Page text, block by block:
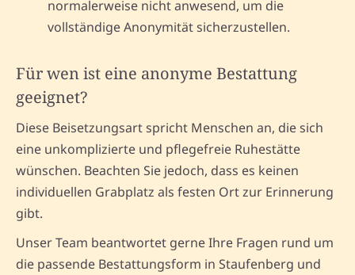
normalerweise nicht anwesend, um die
vollständige Anonymität sicherzustellen.
Für wen ist eine anonyme Bestattung
geeignet?
Diese Beisetzungsart spricht Menschen an, die sich
eine unkomplizierte und pflegefreie Ruhestätte
wünschen. Beachten Sie jedoch, dass es keinen
individuellen Grabplatz als festen Ort zur Erinnerung
gibt.
Unser Team beantwortet gerne Ihre Fragen rund um
die passende Bestattungsform in Staufenberg und